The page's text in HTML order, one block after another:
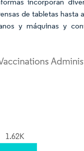
de tabletas
y máquinas y